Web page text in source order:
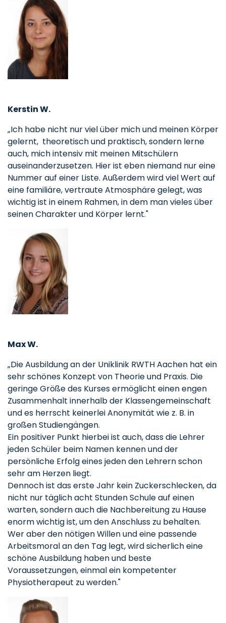
Kerstin W.
„Ich habe nicht nur viel über mich und meinen Körper
gelernt, theoretisch und praktisch, sondern lerne
auch, mich intensiv mit meinen Mitschülern
auseinanderzusetzen. Hier ist eben niemand nur eine
Nummer auf einer Liste. Außerdem wird viel Wert auf
eine familiäre, vertraute Atmosphäre gelegt, was
wichtig ist in einem Rahmen, in dem man vieles über
seinen Charakter und Körper lernt."
Max W.
„Die Ausbildung an der Uniklinik RWTH Aachen hat ein
sehr schönes Konzept von Theorie und Praxis. Die
geringe Größe des Kurses ermöglicht einen engen
Zusammenhalt innerhalb der Klassengemeinschaft
und es herrscht keinerlei Anonymität wie z. B. in
großen Studiengängen.
Ein positiver Punkt hierbei ist auch, dass die Lehrer
jeden Schüler beim Namen kennen und der
persönliche Erfolg eines jeden den Lehrern schon
sehr am Herzen liegt.
Dennoch ist das erste Jahr kein Zuckerschlecken, da
nicht nur täglich acht Stunden Schule auf einen
warten, sondern auch die Nachbereitung zu Hause
enorm wichtig ist, um den Anschluss zu behalten.
Wer aber den nötigen Willen und eine passende
Arbeitsmoral an den Tag legt, wird sicherlich eine
schöne Ausbildung haben und beste
Voraussetzungen, einmal ein kompetenter
Physiotherapeut zu werden."